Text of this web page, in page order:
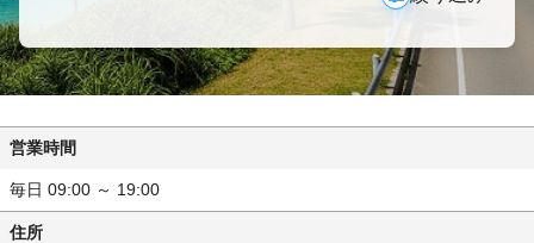
営業時間
毎日 09:00 ～ 19:00
住所